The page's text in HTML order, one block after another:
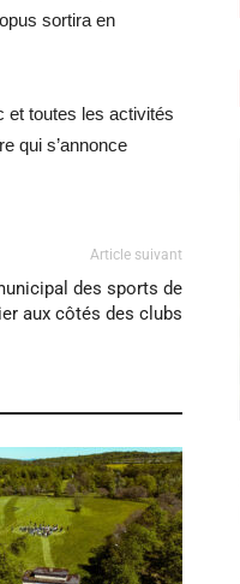
sortira en
et toutes les activités
qui s’annonce
Article suivant
des sports de
aux côtés des clubs